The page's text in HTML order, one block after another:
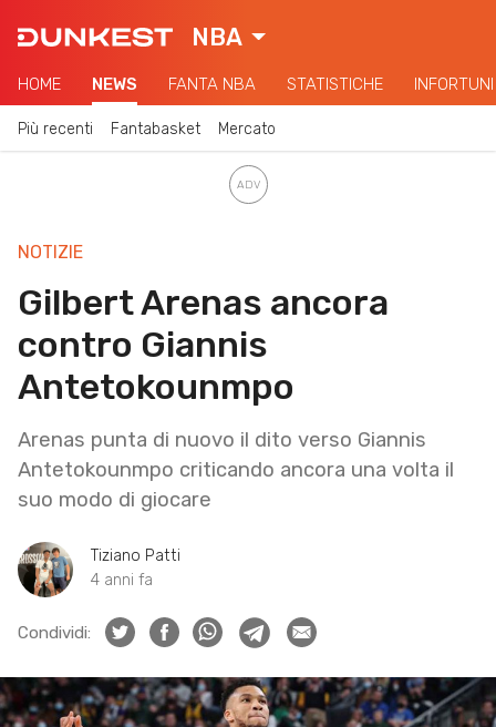
NBA
HOME NEWS FANTA NBA STATISTICHE INFORTUNI
Più recenti Fantabasket Mercato
NOTIZIE
Gilbert Arenas ancora
contro Giannis
Antetokounmpo
Arenas punta di nuovo il dito verso Giannis
Antetokounmpo criticando ancora una volta il
suo modo di giocare
Tiziano Patti
4 anni fa
Condividi: